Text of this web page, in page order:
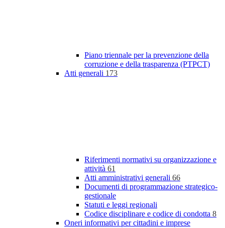
Piano triennale per la prevenzione della
corruzione e della trasparenza (PTPCT)
Atti generali 173
Riferimenti normativi su organizzazione e
attività 61
Atti amministrativi generali 66
Documenti di programmazione strategico-
gestionale
Statuti e leggi regionali
Codice disciplinare e codice di condotta 8
Oneri informativi per cittadini e imprese